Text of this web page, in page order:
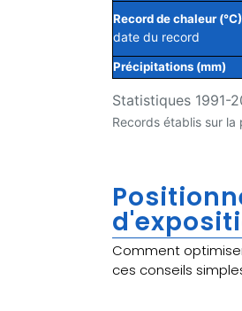
Statistiques 1991-
Records établis sur
Record de chaleur (°C)
date du record
Précipitations (mm)
Comment
ces conseils